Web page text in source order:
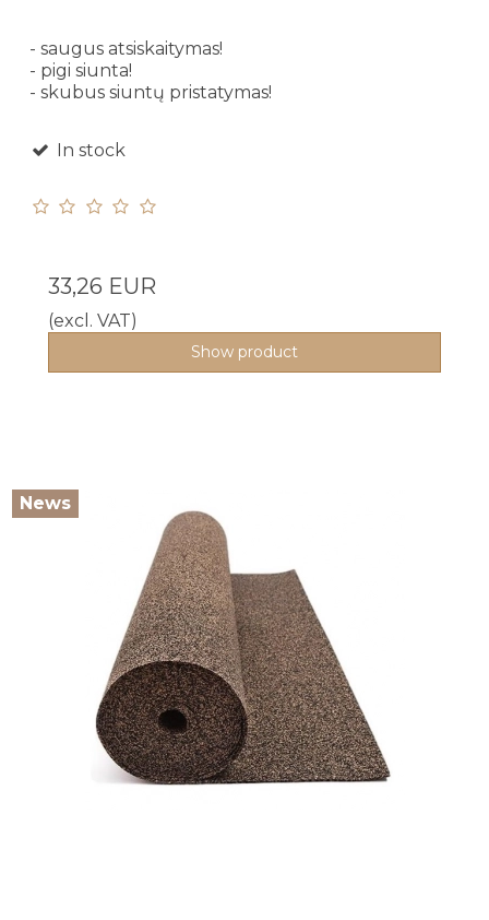
- saugus atsiskaitymas!
- pigi siunta!
- skubus siuntų pristatymas!
In stock
33,26 EUR
(excl. VAT)
Show product
News